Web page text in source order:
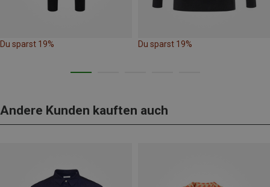
Du sparst 19% Du sparst 19%
Andere Kunden kauften auch